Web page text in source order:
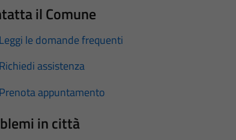
il Comune
Leggi le domande frequenti
Richiedi assistenza
Prenota appuntamento
in città